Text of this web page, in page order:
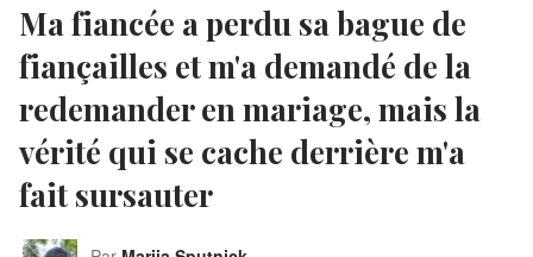
Ma fiancée a perdu sa bague de
fiançailles et m'a demandé de la
redemander en mariage, mais la
vérité qui se cache derrière m'a
fait sursauter